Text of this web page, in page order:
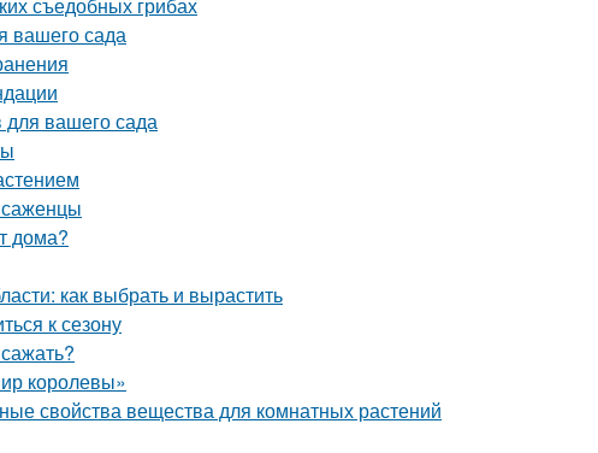
вашего сада
для вашего сада
дома?
как выбрать и вырастить
к сезону
королевы»
свойства вещества для комнатных растений